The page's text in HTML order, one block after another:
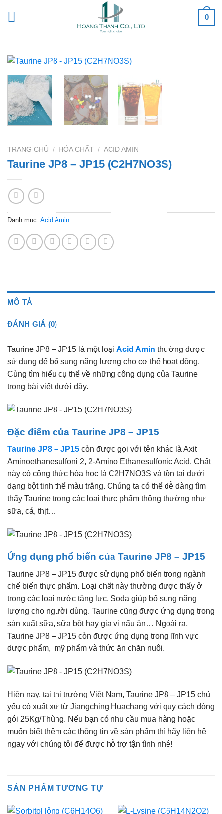
0
TRANG CHỦ / HÓA CHẤT / ACID AMIN
Taurine JP8 – JP15 (C2H7NO3S)
Danh mục: Acid Amin
MÔ TẢ
ĐÁNH GIÁ (0)
Taurine JP8 – JP15 là một loại Acid Amin thường được
sử dụng để bổ sung năng lượng cho cơ thể hoạt động.
Cùng tìm hiểu cụ thể về những công dụng của Taurine
trong bài viết dưới đây.
Đặc điểm của Taurine JP8 – JP15
Taurine JP8 – JP15 còn được gọi với tên khác là Axit
Aminoethanesulfoni 2, 2-Amino Ethanesulfonic Acid. Chất
này có công thức hóa học là C2H7NO3S và tồn tại dưới
dạng bột tinh thể màu trắng. Chúng ta có thể dễ dàng tìm
thấy Taurine trong các loại thực phẩm thông thường như
sữa, cá, thịt…
Ứng dụng phổ biến của Taurine JP8 – JP15
Taurine JP8 – JP15 được sử dụng phổ biến trong ngành
chế biến thực phẩm. Loại chất này thường được thấy ở
trong các loại nước tăng lực, Soda giúp bổ sung năng
lượng cho người dùng. Taurine cũng được ứng dụng trong
sản xuất sữa, sữa bột hay gia vị nấu ăn… Ngoài ra,
Taurine JP8 – JP15 còn được ứng dụng trong lĩnh vực
dược phẩm, mỹ phẩm và thức ăn chăn nuôi.
Hiện nay, tại thị trường Việt Nam, Taurine JP8 – JP15 chủ
yếu có xuất xứ từ Jiangching Huachang với quy cách đóng
gói 25Kg/Thùng. Nếu bạn có nhu cầu mua hàng hoặc
muốn biết thêm các thông tin về sản phẩm thì hãy liên hệ
ngay với chúng tôi để được hỗ trợ tận tình nhé!
SẢN PHẨM TƯƠNG TỰ